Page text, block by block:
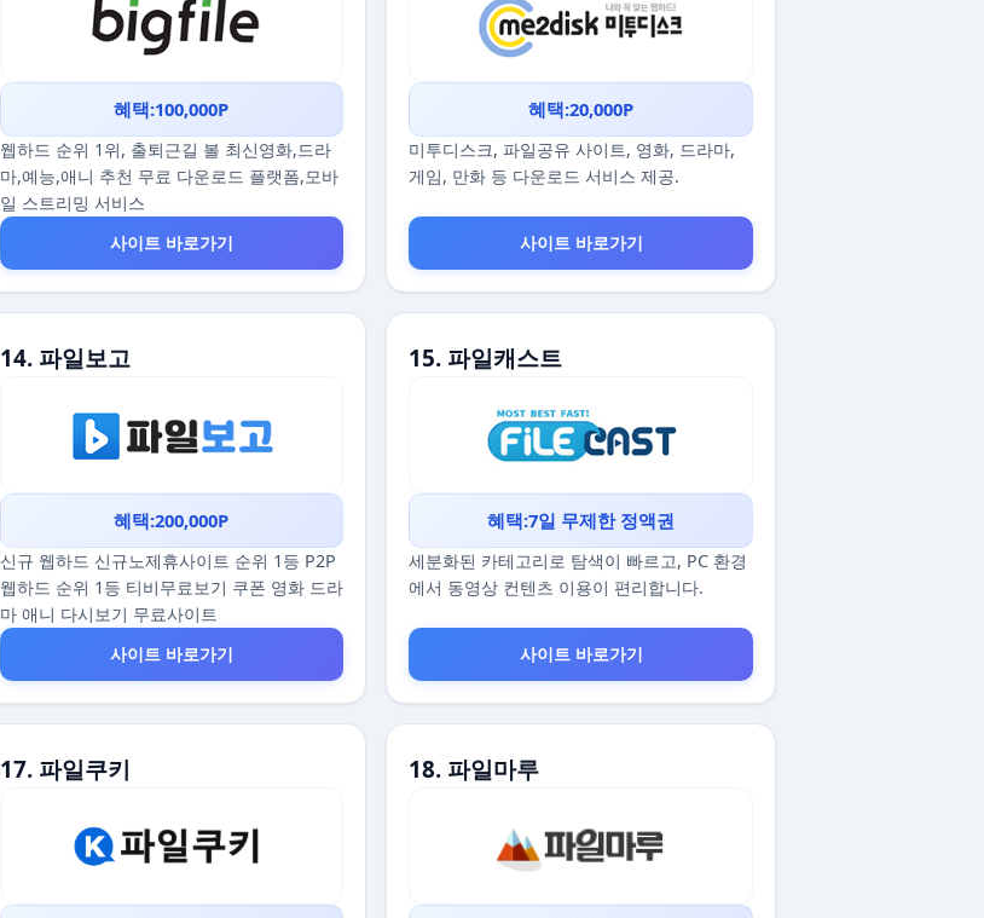
혜택:100,000P
웹하드 순위 1위, 출퇴근길 볼 최신영화,드라
마,예능,애니 추천 무료 다운로드 플랫폼,모바
일 스트리밍 서비스
사이트 바로가기
혜택:20,000P
미투디스크, 파일공유 사이트, 영화, 드라마,
게임, 만화 등 다운로드 서비스 제공.
사이트 바로가기
14. 파일보고
혜택:200,000P
신규 웹하드 신규노제휴사이트 순위 1등 P2P
웹하드 순위 1등 티비무료보기 쿠폰 영화 드라
마 애니 다시보기 무료사이트
사이트 바로가기
15. 파일캐스트
혜택:7일 무제한 정액권
세분화된 카테고리로 탐색이 빠르고, PC 환경
에서 동영상 컨텐츠 이용이 편리합니다.
사이트 바로가기
17. 파일쿠키 18. 파일마루